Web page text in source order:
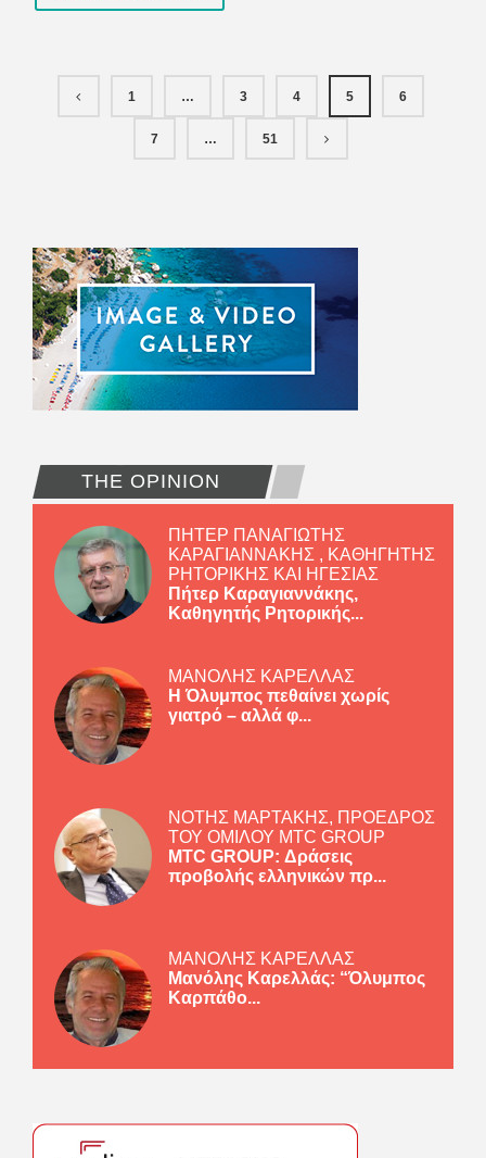
1 … 3 4 5 6
7 … 51
THE OPINION
ΠΗΤΕΡ ΠΑΝΑΓΙΩΤΗΣ
ΚΑΡΑΓΙΑΝΝΑΚΗΣ , ΚΑΘΗΓΗΤΗΣ
ΡΗΤΟΡΙΚΗΣ ΚΑΙ ΗΓΕΣΙΑΣ
Πήτερ Καραγιαννάκης,
Καθηγητής Ρητορικής...
ΜΑΝΟΛΗΣ ΚΑΡΕΛΛΑΣ
Η Όλυμπος πεθαίνει χωρίς
γιατρό – αλλά φ...
ΝΟΤΗΣ ΜΑΡΤΑΚΗΣ, ΠΡΟΕΔΡΟΣ
ΤΟΥ ΟΜΙΛΟΥ MTC GROUP
MTC GROUP: Δράσεις
προβολής ελληνικών πρ...
ΜΑΝΟΛΗΣ ΚΑΡΕΛΛΑΣ
Μανόλης Καρελλάς: “Όλυμπος
Καρπάθο...